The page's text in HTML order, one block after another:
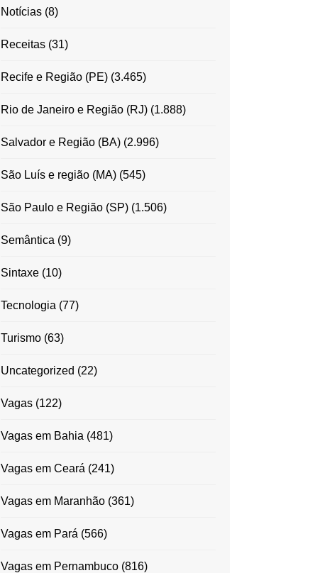
Notícias(8)
Receitas(31)
Recife e Região (PE)(3.465)
Rio de Janeiro e Região (RJ)(1.888)
Salvador e Região (BA)(2.996)
São Luís e região (MA)(545)
São Paulo e Região (SP)(1.506)
Semântica (9)
Sintaxe(10)
Tecnologia (77)
Turismo(63)
Uncategorized (22)
Vagas(122)
Vagas em Bahia (481)
Vagas em Ceará (241)
Vagas em Maranhão(361)
Vagas em Pará (566)
Vagas em Pernambuco(816)